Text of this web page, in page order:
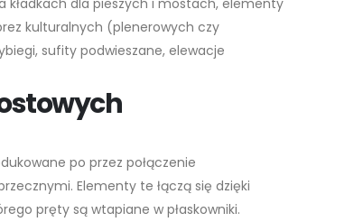
kładkach dla pieszych i mostach, elementy
kulturalnych (plenerowych czy
sufity podwieszane, elewacje
po przez połączenie
Elementy te łączą się dzięki
pręty są wtapiane w płaskowniki.